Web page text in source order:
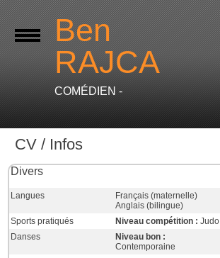
Ben
RAJCA
COMÉDIEN -
CV / Infos
Divers
Langues
Français (maternelle)
Anglais (bilingue)
Sports pratiqués
Niveau compétition : Judo
Danses
Niveau bon :
Contemporaine